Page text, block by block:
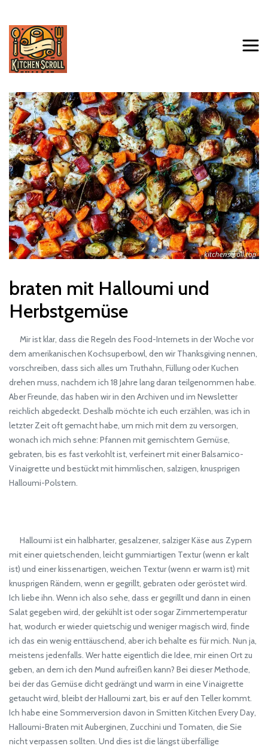
braten mit Halloumi und
Herbstgemüse
Mir ist klar, dass die Regeln des Food-Internets in der Woche vor
dem amerikanischen Kochsuperbowl, den wir Thanksgiving nennen,
vorschreiben, dass sich alles um Truthahn, Füllung oder Kuchen
drehen muss, nachdem ich 18 Jahre lang daran teilgenommen habe.
Aber Freunde, das haben wir in den Archiven und im Newsletter
reichlich abgedeckt. Deshalb möchte ich euch erzählen, was ich in
letzter Zeit oft gemacht habe, um mich mit dem zu versorgen,
wonach ich mich sehne: Pfannen mit gemischtem Gemüse,
gebraten, bis es fast verkohlt ist, verfeinert mit einer Balsamico-
Vinaigrette und bestückt mit himmlischen, salzigen, knusprigen
Halloumi-Polstern.
Halloumi ist ein halbharter, gesalzener, salziger Käse aus Zypern
mit einer quietschenden, leicht gummiartigen Textur (wenn er kalt
ist) und einer kissenartigen, weichen Textur (wenn er warm ist) mit
knusprigen Rändern, wenn er gegrillt, gebraten oder geröstet wird.
Ich liebe ihn. Wenn ich also sehe, dass er gegrillt und dann in einen
Salat gegeben wird, der gekühlt ist oder sogar Zimmertemperatur
hat, wodurch er wieder quietschig und weniger magisch wird, finde
ich das ein wenig enttäuschend, aber ich behalte es für mich. Nun ja,
meistens jedenfalls. Wer hatte eigentlich die Idee, mir einen Ort zu
geben, an dem ich den Mund aufreißen kann? Bei dieser Methode,
bei der das Gemüse dicht gedrängt und warm in eine Vinaigrette
getaucht wird, bleibt der Halloumi zart, bis er auf den Teller kommt.
Ich habe eine Sommerversion davon in Smitten Kitchen Every Day,
Halloumi-Braten mit Auberginen, Zucchini und Tomaten, die Sie
nicht verpassen sollten. Und dies ist die längst überfällige